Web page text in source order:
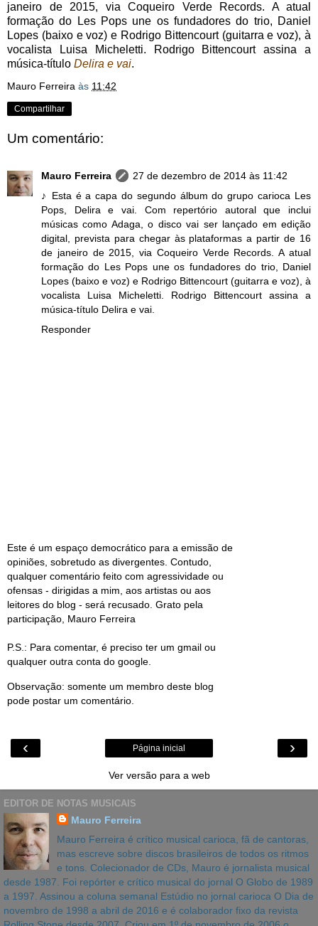
janeiro de 2015, via Coqueiro Verde Records. A atual
formação do Les Pops une os fundadores do trio, Daniel
Lopes (baixo e voz) e Rodrigo Bittencourt (guitarra e voz), à
vocalista Luisa Micheletti. Rodrigo Bittencourt assina a
música-título Delira e vai.
Mauro Ferreira às 11:42
Compartilhar
Um comentário:
Mauro Ferreira
27 de dezembro de 2014 às 11:42
♪ Esta é a capa do segundo álbum do grupo carioca Les
Pops, Delira e vai. Com repertório autoral que inclui
músicas como Adaga, o disco vai ser lançado em edição
digital, prevista para chegar às plataformas a partir de 16
de janeiro de 2015, via Coqueiro Verde Records. A atual
formação do Les Pops une os fundadores do trio, Daniel
Lopes (baixo e voz) e Rodrigo Bittencourt (guitarra e voz), à
vocalista Luisa Micheletti. Rodrigo Bittencourt assina a
música-título Delira e vai.
Responder
Este é um espaço democrático para a emissão de
opiniões, sobretudo as divergentes. Contudo,
qualquer comentário feito com agressividade ou
ofensas - dirigidas a mim, aos artistas ou aos
leitores do blog - será recusado. Grato pela
participação, Mauro Ferreira
P.S.: Para comentar, é preciso ter um gmail ou
qualquer outra conta do google.
Observação: somente um membro deste blog
pode postar um comentário.
‹ ›
Página inicial
Ver versão para a web
EDITOR DE NOTAS MUSICAIS
Mauro Ferreira
Mauro Ferreira é crítico musical carioca, fã de cantoras,
mas escreve sobre discos brasileiros de todos os ritmos
e tons. Colecionador de CDs, Mauro é jornalista musical
desde 1987. Foi repórter e crítico musical do jornal O Globo de 1989
a 1997. Assinou a coluna semanal Estúdio no jornal carioca O Dia de
novembro de 1998 a abril de 2016 e é colaborador fixo da revista